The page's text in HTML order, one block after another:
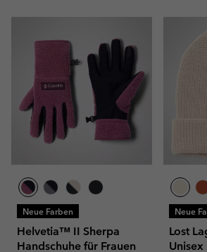
Neue Farben
Helvetia™ II Sherpa
Handschuhe für Frauen
Neue
Lost
Unisex